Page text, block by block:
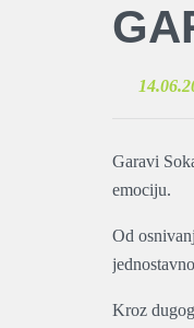
Garavi
emociju.
Od
Kroz